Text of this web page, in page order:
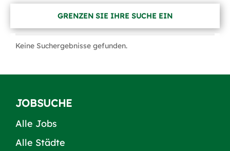
GRENZEN SIE IHRE SUCHE EIN
Keine Suchergebnisse gefunden.
JOBSUCHE
Alle Jobs
Alle Städte